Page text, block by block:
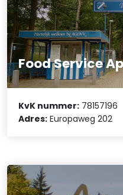
Food Service
KvK nummer: 78157196
Adres: Europaweg 202